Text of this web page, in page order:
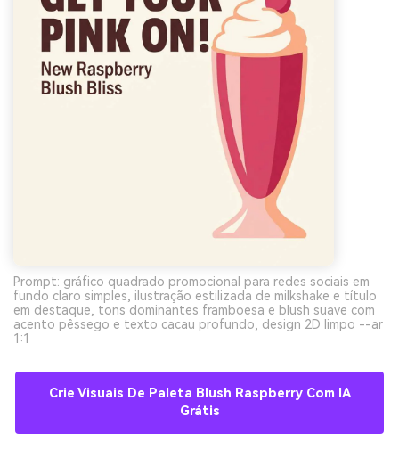
Prompt: gráfico quadrado promocional para redes sociais em
fundo claro simples, ilustração estilizada de milkshake e título
em destaque, tons dominantes framboesa e blush suave com
acento pêssego e texto cacau profundo, design 2D limpo --ar
1:1
Crie Visuais De Paleta Blush Raspberry Com IA
Grátis